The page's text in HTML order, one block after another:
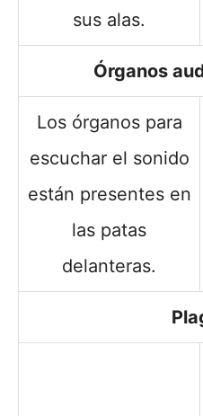
sus alas.
Órganos
Los órganos para
escuchar el sonido
están presentes en
las patas
delanteras.